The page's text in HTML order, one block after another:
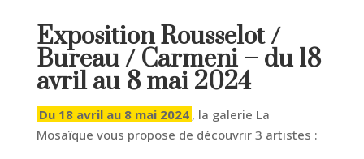
Exposition Rousselot /
Bureau / Carmeni – du 18
avril au 8 mai 2024
Du 18 avril au 8 mai 2024 , la galerie La
Mosaïque vous propose de découvrir 3 artistes :